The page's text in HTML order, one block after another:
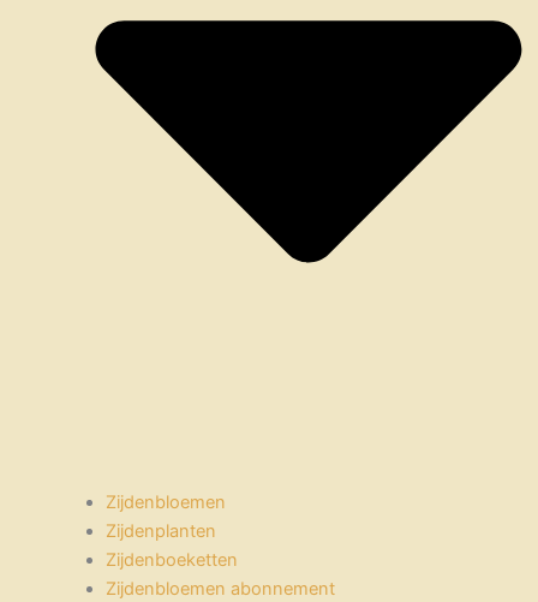
Zijdenbloemen
Zijdenplanten
Zijdenboeketten
Zijdenbloemen abonnement